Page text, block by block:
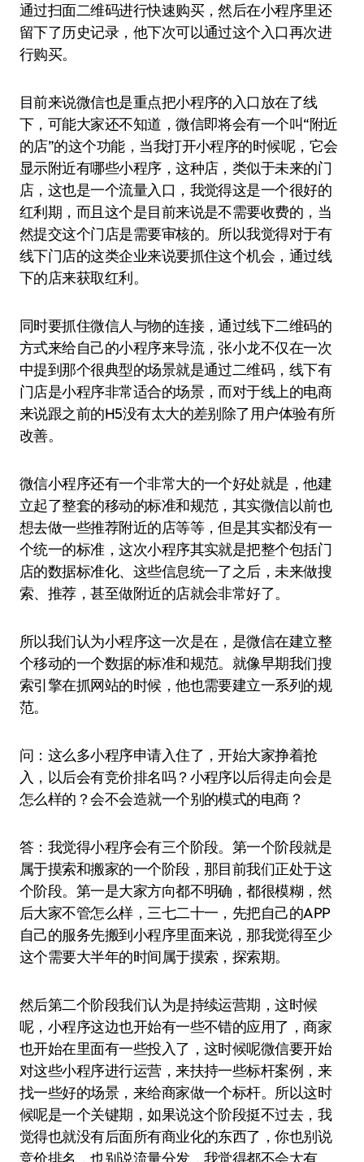
通过扫面二维码进行快速购买，然后在小程序里还
留下了历史记录，他下次可以通过这个入口再次进
行购买。
目前来说微信也是重点把小程序的入口放在了线
下，可能大家还不知道，微信即将会有一个叫“附近
的店”的这个功能，当我打开小程序的时候呢，它会
显示附近有哪些小程序，这种店，类似于未来的门
店，这也是一个流量入口，我觉得这是一个很好的
红利期，而且这个是目前来说是不需要收费的，当
然提交这个门店是需要审核的。所以我觉得对于有
线下门店的这类企业来说要抓住这个机会，通过线
下的店来获取红利。
同时要抓住微信人与物的连接，通过线下二维码的
方式来给自己的小程序来导流，张小龙不仅在一次
中提到那个很典型的场景就是通过二维码，线下有
门店是小程序非常适合的场景，而对于线上的电商
来说跟之前的H5没有太大的差别除了用户体验有所
改善。
微信小程序还有一个非常大的一个好处就是，他建
立起了整套的移动的标准和规范，其实微信以前也
想去做一些推荐附近的店等等，但是其实都没有一
个统一的标准，这次小程序其实就是把整个包括门
店的数据标准化、这些信息统一了之后，未来做搜
索、推荐，甚至做附近的店就会非常好了。
所以我们认为小程序这一次是在，是微信在建立整
个移动的一个数据的标准和规范。就像早期我们搜
索引擎在抓网站的时候，他也需要建立一系列的规
范。
问：这么多小程序申请入住了，开始大家挣着抢
入，以后会有竞价排名吗？小程序以后得走向会是
怎么样的？会不会造就一个别的模式的电商？
答：我觉得小程序会有三个阶段。第一个阶段就是
属于摸索和搬家的一个阶段，那目前我们正处于这
个阶段。第一是大家方向都不明确，都很模糊，然
后大家不管怎么样，三七二十一，先把自己的APP
自己的服务先搬到小程序里面来说，那我觉得至少
这个需要大半年的时间属于摸索，探索期。
然后第二个阶段我们认为是持续运营期，这时候
呢，小程序这边也开始有一些不错的应用了，商家
也开始在里面有一些投入了，这时候呢微信要开始
对这些小程序进行运营，来扶持一些标杆案例，来
找一些好的场景，来给商家做一个标杆。所以这时
候呢是一个关键期，如果说这个阶段挺不过去，我
觉得也就没有后面所有商业化的东西了，你也别说